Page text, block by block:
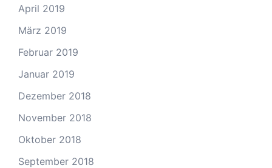
April 2019
März 2019
Februar 2019
Januar 2019
Dezember 2018
November 2018
Oktober 2018
September 2018